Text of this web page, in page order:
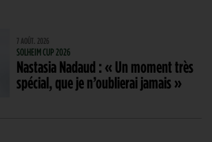
7 AOÛT. 2026
SOLHEIM CUP 2026
Nastasia Nadaud : « Un moment très
spécial, que je n’oublierai jamais »